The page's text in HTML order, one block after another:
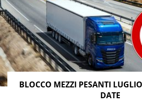
BLOCCO MEZZI PESANTI
DATE